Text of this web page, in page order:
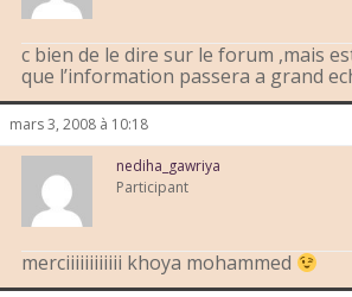
c bien de le dire sur le forum ,mais
que l’information passera a grand
mars 3, 2008 à 10:18
nediha_gawriya
Participant
merciiiiiiiiiiii khoya mohammed